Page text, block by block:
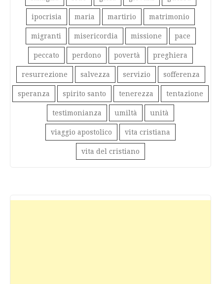
ipocrisia maria martirio matrimonio
migranti misericordia missione pace
peccato perdono povertà preghiera
resurrezione salvezza servizio sofferenza
speranza spirito santo tenerezza tentazione
testimonianza umiltà unità
viaggio apostolico vita cristiana
vita del cristiano